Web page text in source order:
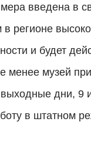
введена в
регионе
и будет
менее музей
выходные дни, 9
в штатном